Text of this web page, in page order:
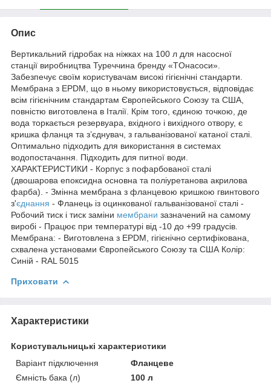
Опис
Вертикальний гідробак на ніжках на 100 л для насосної
станції виробництва Туреччина бренду «TOнасоси».
Забезпечує своїм користувачам високі гігієнічні стандарти.
Мембрана з EPDM, що в ньому використовується, відповідає
всім гігієнічним стандартам Європейського Союзу та США,
повністю виготовлена в Італії. Крім того, єдиною точкою, де
вода торкається резервуара, вхідного і вихідного отвору, є
кришка фланця та з’єднувач, з гальванізованої катаної сталі.
Оптимально підходить для використання в системах
водопостачання. Підходить для питної води.
ХАРАКТЕРИСТИКИ - Корпус з пофарбованої сталі
(двошарова епоксидна основна та поліуретанова акрилова
фарба). - Змінна мембрана з фланцевою кришкою гвинтового
з'єднання - Фланець із оцинкованої гальванізованої сталі -
Робочий тиск і тиск заміни мембрани зазначений на самому
виробі - Працює при температурі від -10 до +99 градусів.
Мембрана: - Виготовлена з EPDM, гігієнічно сертифікована,
схвалена установами Європейського Союзу та США Колір:
Синій - RAL 5015
Приховати
Характеристики
Користувальницькі характеристики
Варіант підключення
Фланцеве
Ємність бака (л)
100 л